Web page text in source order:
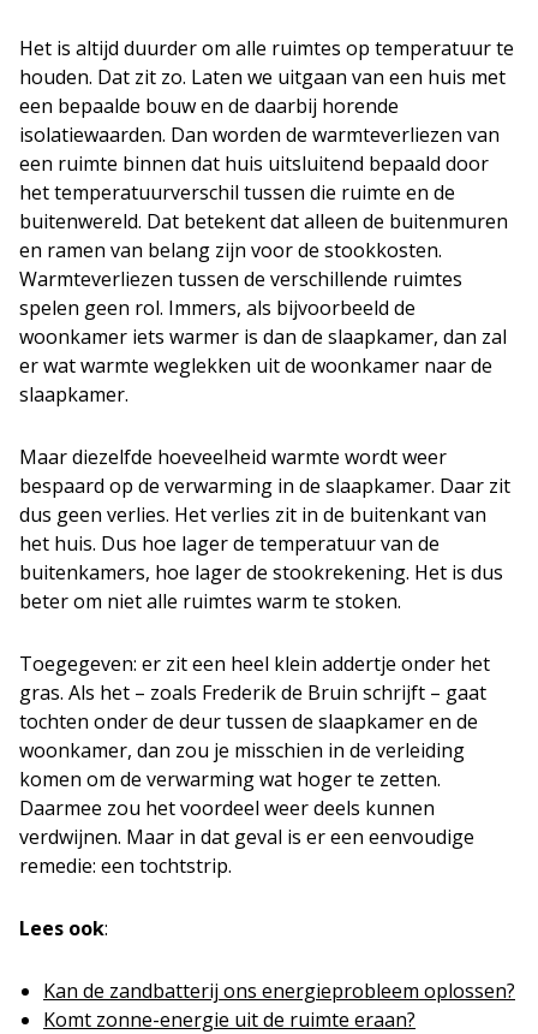
Het is altijd duurder om alle ruimtes op temperatuur te
houden. Dat zit zo. Laten we uitgaan van een huis met
een bepaalde bouw en de daarbij horende
isolatiewaarden. Dan worden de warmteverliezen van
een ruimte binnen dat huis uitsluitend bepaald door
het temperatuurverschil tussen die ruimte en de
buitenwereld. Dat betekent dat alleen de buitenmuren
en ramen van belang zijn voor de stookkosten.
Warmteverliezen tussen de verschillende ruimtes
spelen geen rol. Immers, als bijvoorbeeld de
woonkamer iets warmer is dan de slaapkamer, dan zal
er wat warmte weglekken uit de woonkamer naar de
slaapkamer.
Maar diezelfde hoeveelheid warmte wordt weer
bespaard op de verwarming in de slaapkamer. Daar zit
dus geen verlies. Het verlies zit in de buitenkant van
het huis. Dus hoe lager de temperatuur van de
buitenkamers, hoe lager de stookrekening. Het is dus
beter om niet alle ruimtes warm te stoken.
Toegegeven: er zit een heel klein addertje onder het
gras. Als het – zoals Frederik de Bruin schrijft – gaat
tochten onder de deur tussen de slaapkamer en de
woonkamer, dan zou je misschien in de verleiding
komen om de verwarming wat hoger te zetten.
Daarmee zou het voordeel weer deels kunnen
verdwijnen. Maar in dat geval is er een eenvoudige
remedie: een tochtstrip.
Lees ook:
Kan de zandbatterij ons energieprobleem oplossen?
Komt zonne-energie uit de ruimte eraan?